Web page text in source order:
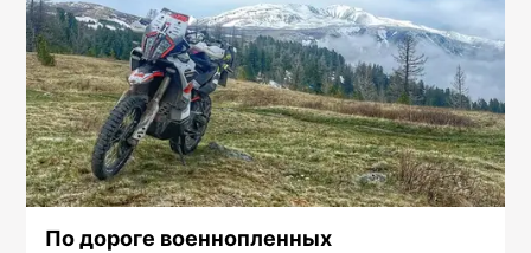
По дороге военнопленных